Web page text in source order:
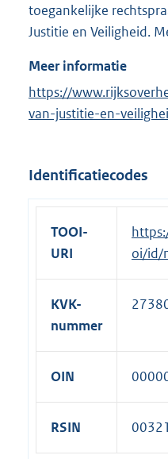
toegankelijke
Justitie en Veiligheid.
Meer informatie
E
x
r
n
https://
van-justitie-en-
Identificatiecodes
TOOI-
URI
oi/id/
KVK-
nummer
OIN
RSIN